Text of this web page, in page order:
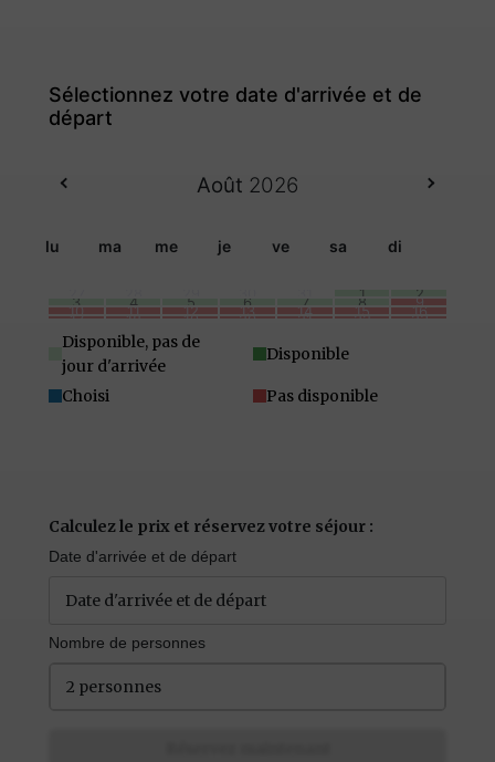
Août 2026
lu ma me je ve sa di
1 2
3 4 5 6 7 8 9
10 11 12 13 14 15 16
17 18 19 20 21 22 23
31 1 2
Disponible, pas de
jour d'arrivée
Disponible
Choisi Pas disponible
Calculez le prix et réservez votre séjour :
Date d'arrivée et de départ
Nombre de personnes
2 personnes